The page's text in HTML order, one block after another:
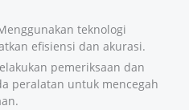
teknologi
efisiensi dan akurasi.
pemeriksaan dan
peralatan untuk mencegah